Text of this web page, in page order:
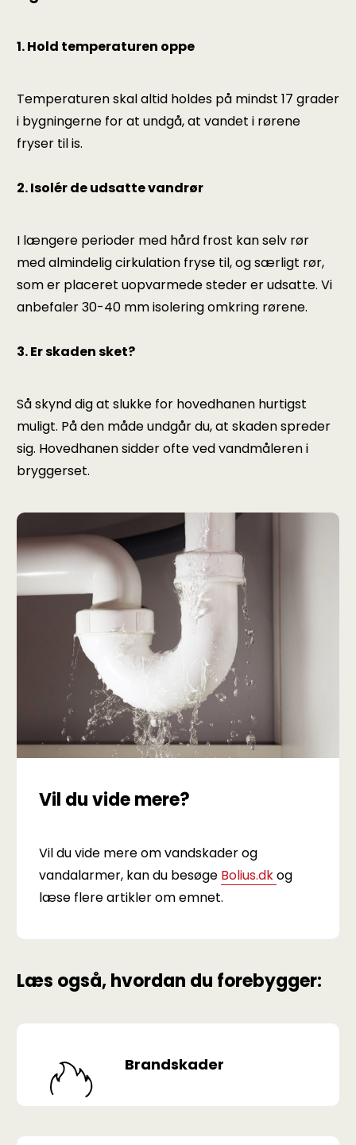
1. Hold temperaturen oppe
Temperaturen skal altid holdes på mindst 17 grader
i bygningerne for at undgå, at vandet i rørene
fryser til is.
2. Isolér de udsatte vandrør
I længere perioder med hård frost kan selv rør
med almindelig cirkulation fryse til, og særligt rør,
som er placeret uopvarmede steder er udsatte. Vi
anbefaler 30-40 mm isolering omkring rørene.
3. Er skaden sket?
Så skynd dig at slukke for hovedhanen hurtigst
muligt. På den måde undgår du, at skaden spreder
sig. Hovedhanen sidder ofte ved vandmåleren i
bryggerset.
Vil du vide mere?
Vil du vide mere om vandskader og
vandalarmer, kan du besøge Bolius.dkog
læse flere artikler om emnet.
Læs også, hvordan du forebygger:
Brandskader